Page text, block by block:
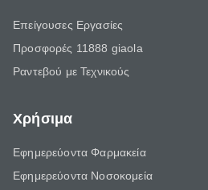
Επείγουσες Εργασίες
Προσφορές 11888 giaola
Ραντεβού με Τεχνικούς
Χρήσιμα
Εφημερεύοντα Φαρμακεία
Εφημερεύοντα Νοσοκομεία